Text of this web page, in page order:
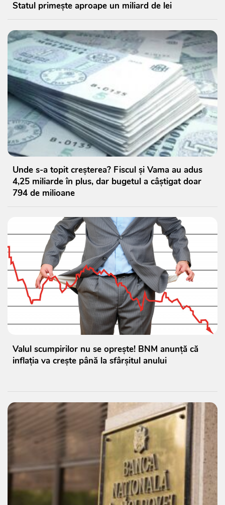
Statul primește aproape un miliard de lei
Unde s-a topit creșterea? Fiscul și Vama au adus
4,25 miliarde în plus, dar bugetul a câștigat doar
794 de milioane
Valul scumpirilor nu se oprește! BNM anunță că
inflația va crește până la sfârșitul anului